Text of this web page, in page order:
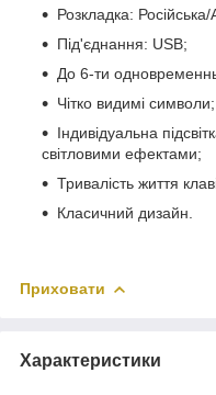
Розкладка: Російська/
Під'єднання: USB;
До 6-ти
Чітко видимі символи;
Індивідуальна
світловими ефектами;
Тривалість життя
Класичний дизайн.
Приховати
Характеристики